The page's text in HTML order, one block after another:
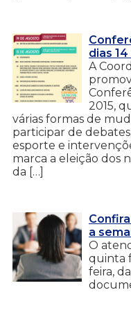
dias
A
2015,
várias formas de
participar de
esporte e
marca a eleição dos
da […]
a
O
quinta
feira,